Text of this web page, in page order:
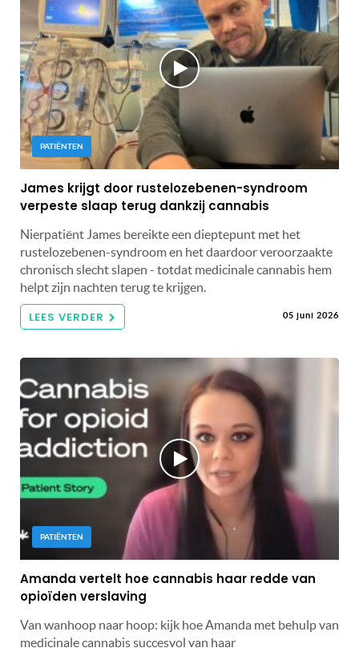
PATIËNTEN
James krijgt door rustelozebenen-syndroom
verpeste slaap terug dankzij cannabis
Nierpatiënt James bereikte een dieptepunt met het
rustelozebenen-syndroom en het daardoor veroorzaakte
chronisch slecht slapen - totdat medicinale cannabis hem
helpt zijn nachten terug te krijgen.
LEES VERDER 05 juni 2026
PATIËNTEN
Amanda vertelt hoe cannabis haar redde van
opioïden verslaving
Van wanhoop naar hoop: kijk hoe Amanda met behulp van
medicinale cannabis succesvol van haar